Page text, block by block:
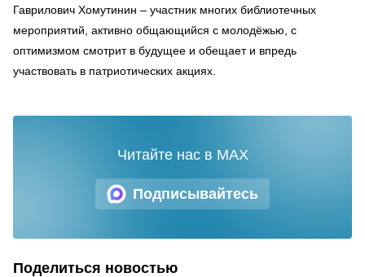
Гаврилович Хомутинин – участник многих библиотечных
мероприятий, активно общающийся с молодёжью, с
оптимизмом смотрит в будущее и обещает и впредь
участвовать в патриотических акциях.
Подписывайтесь
Читайте нас в MAX
Поделиться новостью